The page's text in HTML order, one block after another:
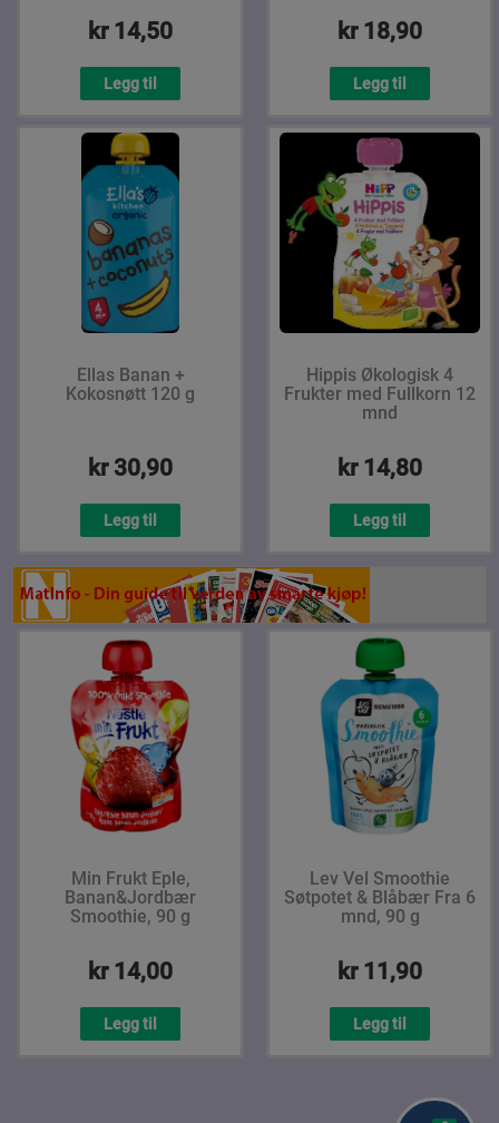
kr 14,50
Legg til
kr 18,90
Legg til
Ellas Banan +
Kokosnøtt 120 g
kr 30,90
Legg til
Hippis Økologisk 4
Frukter med Fullkorn 12
mnd
kr 14,80
Legg til
Min Frukt Eple,
Banan&Jordbær
Smoothie, 90 g
kr 14,00
Legg til
Lev Vel Smoothie
Søtpotet & Blåbær Fra 6
mnd, 90 g
kr 11,90
Legg til